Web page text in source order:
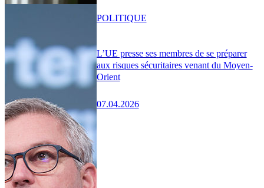
L’UE presse ses membres de se préparer
aux risques sécuritaires venant du Moyen-
Orient
07.04.2026
POLITIQUE